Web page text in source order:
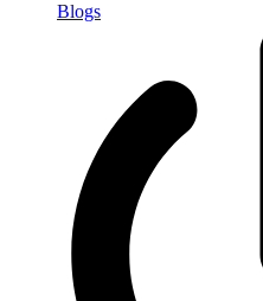
Blogs